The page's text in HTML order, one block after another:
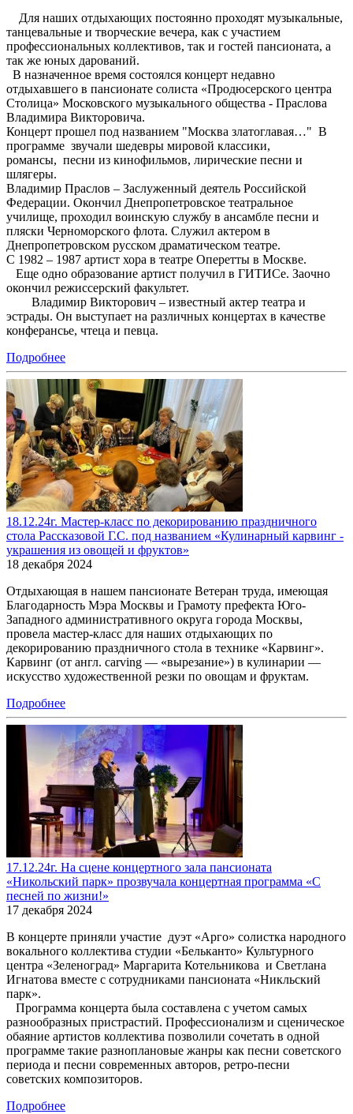
Для наших отдыхающих постоянно проходят музыкальные,
танцевальные и творческие вечера, как с участием
профессиональных коллективов, так и гостей пансионата, а
так же юных дарований.
В назначенное время состоялся концерт недавно
отдыхавшего в пансионате солиста «Продюсерского центра
Столица» Московского музыкального общества - Праслова
Владимира Викторовича.
Концерт прошел под названием "Москва златоглавая…" В
программе звучали шедевры мировой классики,
романсы, песни из кинофильмов, лирические песни и
шлягеры.
Владимир Праслов – Заслуженный деятель Российской
Федерации. Окончил Днепропетровское театральное
училище, проходил воинскую службу в ансамбле песни и
пляски Черноморского флота. Служил актером в
Днепропетровском русском драматическом театре.
С 1982 – 1987 артист хора в театре Оперетты в Москве.
Еще одно образование артист получил в ГИТИСе. Заочно
окончил режиссерский факультет.
Владимир Викторович – известный актер театра и
эстрады. Он выступает на различных концертах в качестве
конферансье, чтеца и певца.
Подробнее
18.12.24г. Мастер-класс по декорированию праздничного
стола Рассказовой Г.С. под названием «Кулинарный карвинг -
украшения из овощей и фруктов»
18 декабря 2024
Отдыхающая в нашем пансионате Ветеран труда, имеющая
Благодарность Мэра Москвы и Грамоту префекта Юго-
Западного административного округа города Москвы,
провела мастер-класс для наших отдыхающих по
декорированию праздничного стола в технике «Карвинг».
Карвинг (от англ. carving — «вырезание») в кулинарии —
искусство художественной резки по овощам и фруктам.
Подробнее
17.12.24г. На сцене концертного зала пансионата
«Никольский парк» прозвучала концертная программа «С
песней по жизни!»
17 декабря 2024
В концерте приняли участие дуэт «Арго» солистка народного
вокального коллектива студии «Бельканто» Культурного
центра «Зеленоград» Маргарита Котельникова и Светлана
Игнатова вместе с сотрудниками пансионата «Никльский
парк».
Программа концерта была составлена с учетом самых
разнообразных пристрастий. Профессионализм и сценическое
обаяние артистов коллектива позволили сочетать в одной
программе такие разноплановые жанры как песни советского
периода и песни современных авторов, ретро-песни
советских композиторов.
Подробнее